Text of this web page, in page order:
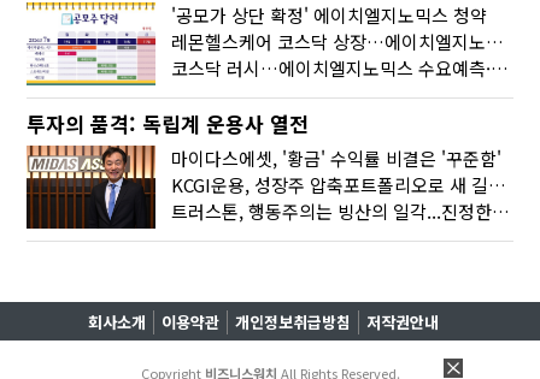
'공모가 상단 확정' 에이치엘지노믹스 청약
레몬헬스케어 코스닥 상장…에이치엘지노믹스 수요예측
코스닥 러시…에이치엘지노믹스 수요예측·레메디 청약
투자의 품격: 독립계 운용사 열전
마이다스에셋, '황금' 수익률 비결은 '꾸준함'
KCGI운용, 성장주 압축포트폴리오로 새 길을 그리다
트러스톤, 행동주의는 빙산의 일각...진정한 힘은 '주식형 강자'
회사소개 이용약관 개인정보취급방침 저작권안내
Copyright 비즈니스워치 All Rights Reserved.